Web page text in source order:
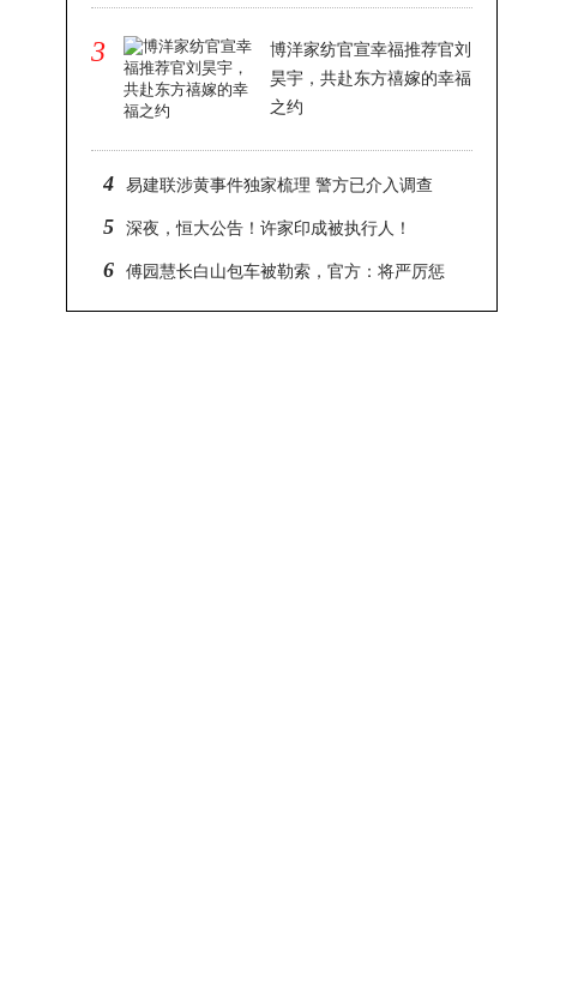
3
博洋家纺官宣幸福推荐官刘
昊宇，共赴东方禧嫁的幸福
之约
4 易建联涉黄事件独家梳理 警方已介入调查
5 深夜，恒大公告！许家印成被执行人！
6 傅园慧长白山包车被勒索，官方：将严厉惩
处黑车司机